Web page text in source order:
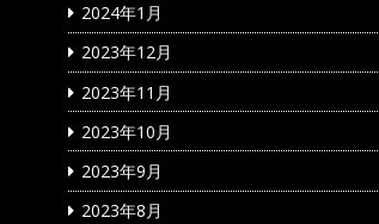
2024年1月
2023年12月
2023年11月
2023年10月
2023年9月
2023年8月